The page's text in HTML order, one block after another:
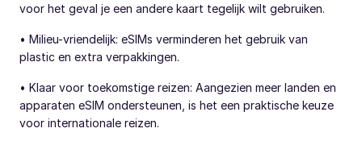
voor het geval je een andere kaart tegelijk wilt gebruiken.
• Milieu-vriendelijk: eSIMs verminderen het gebruik van
plastic en extra verpakkingen.
• Klaar voor toekomstige reizen: Aangezien meer landen en
apparaten eSIM ondersteunen, is het een praktische keuze
voor internationale reizen.